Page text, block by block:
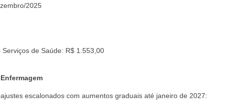
2025
de Saúde: R$ 1.553,00
escalonados com aumentos graduais até janeiro de 2027: